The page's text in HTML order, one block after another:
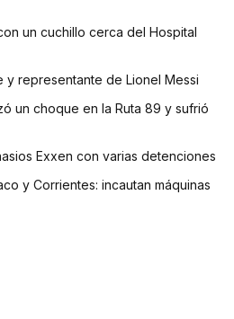
un cuchillo cerca del Hospital
y representante de Lionel Messi
un choque en la Ruta 89 y sufrió
Exxen con varias detenciones
y Corrientes: incautan máquinas